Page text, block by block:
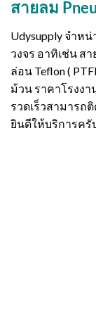
สายลม
Udysupply จำห
วงจร อาทิเช่น สา
ล่อน Teflon (
ม้วน ราคาโรงง
รวดเร็วสามารถติ
ยินดีให้บริการครั